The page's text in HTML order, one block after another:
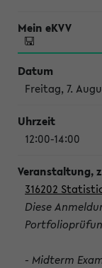
Freitag, 7.
12:00-14:00
316202
Diese
- Midterm